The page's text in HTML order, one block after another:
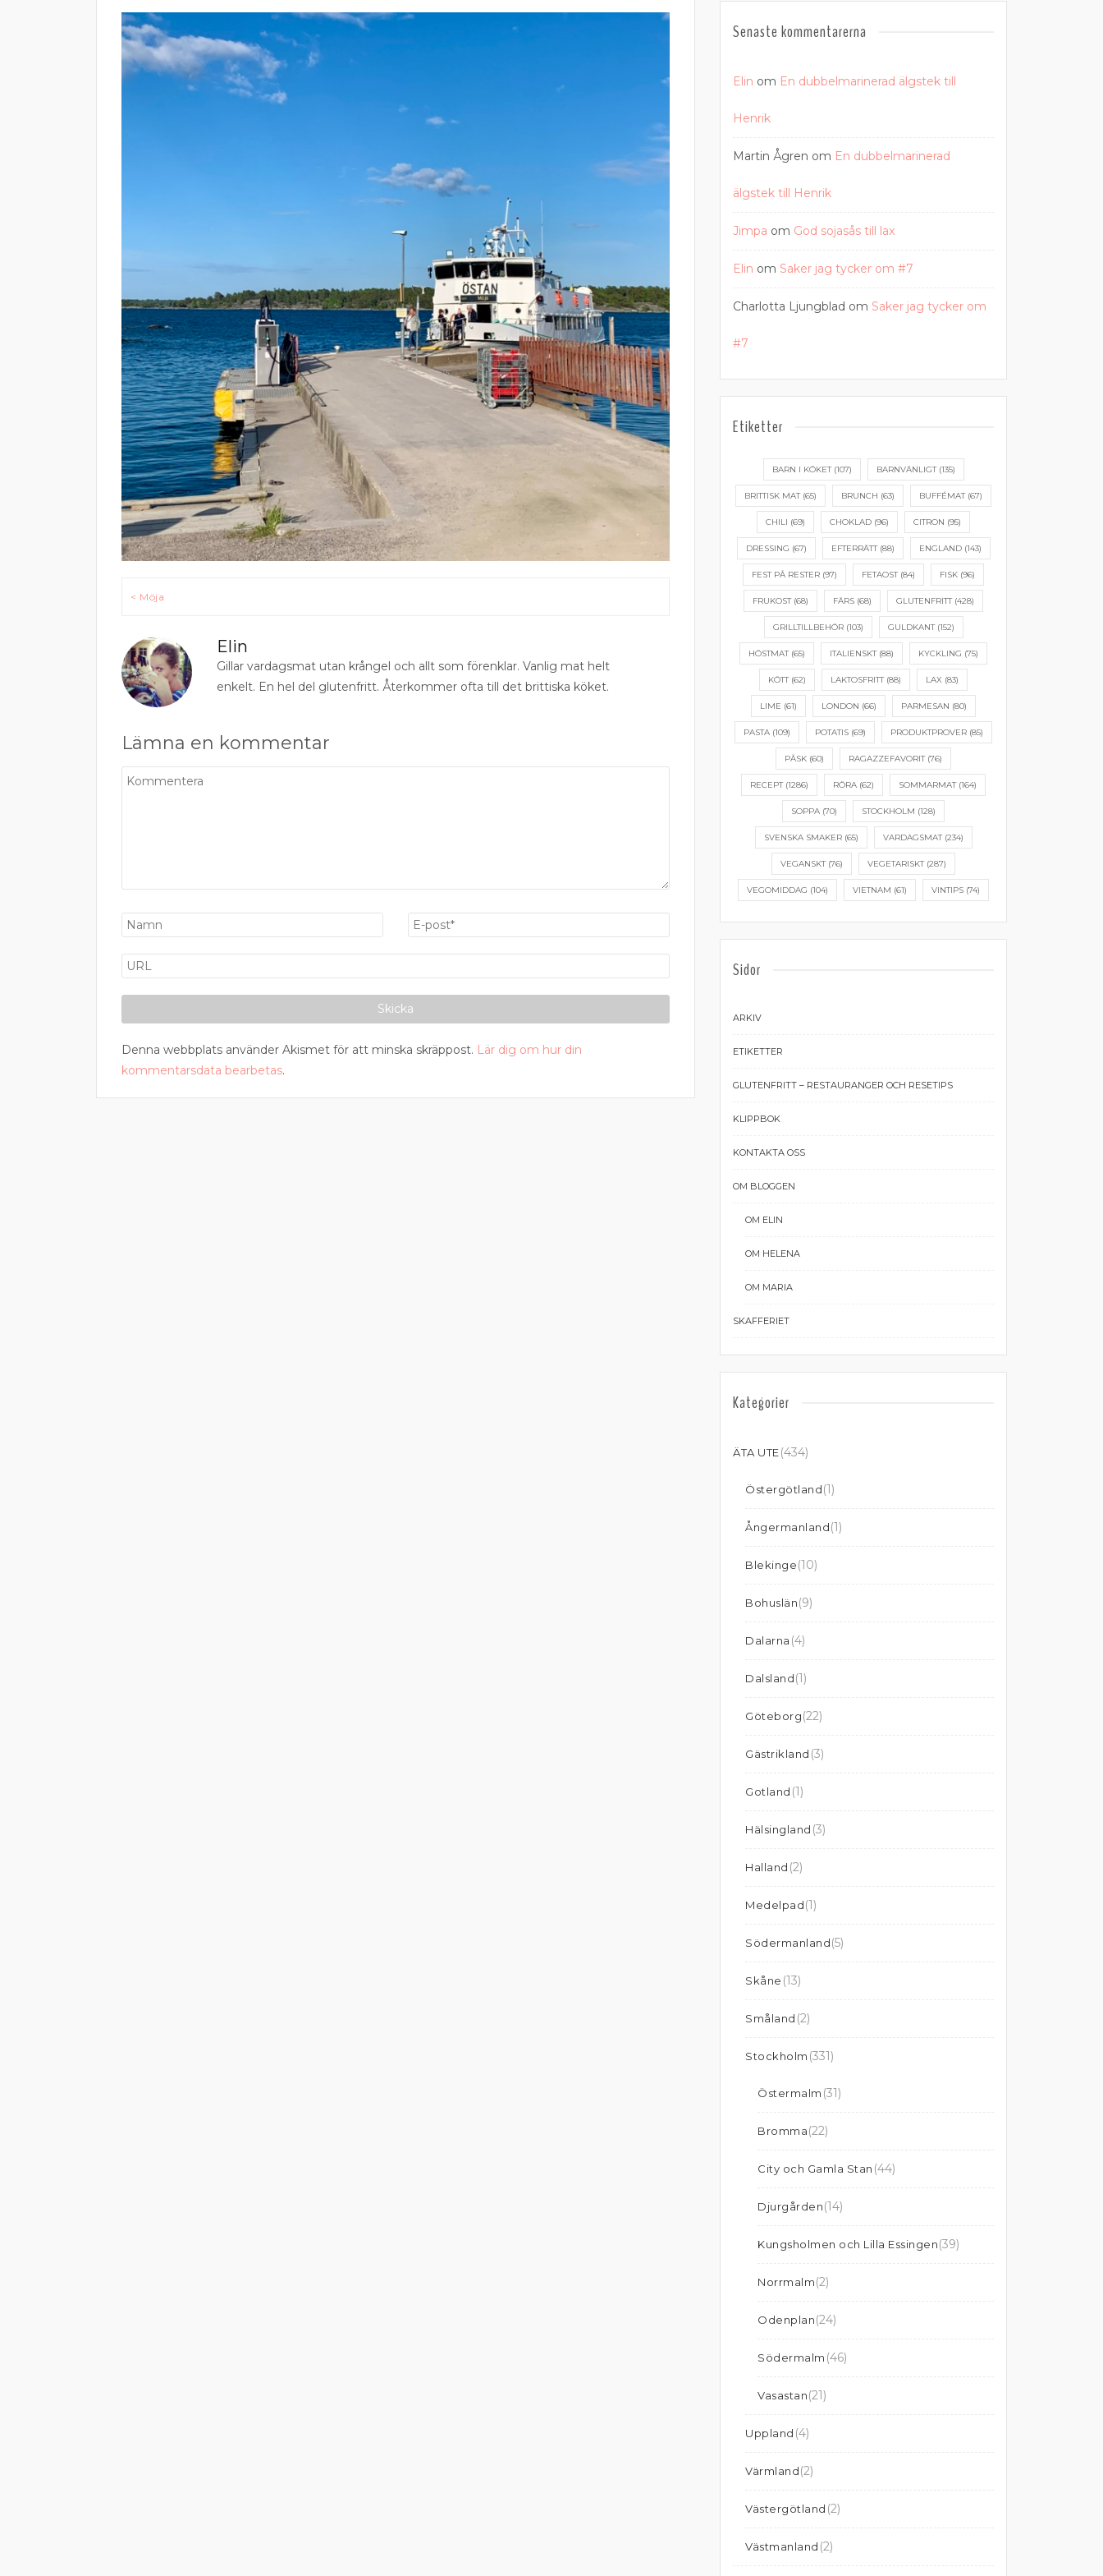
Inläggsnavigering
< Möja
Elin
Gillar vardagsmat utan krångel och allt som förenklar. Vanlig mat helt
enkelt. En hel del glutenfritt. Återkommer ofta till det brittiska köket.
Lämna en kommentar
Denna webbplats använder Akismet för att minska skräppost. Lär dig om hur din
kommentarsdata bearbetas.
Senaste kommentarerna
Elin om En dubbelmarinerad älgstek till
Henrik
Martin Ågren om En dubbelmarinerad
älgstek till Henrik
Jimpa om God sojasås till lax
Elin om Saker jag tycker om #7
Charlotta Ljungblad om Saker jag tycker om
#7
Etiketter
BARN I KÖKET(107) BARNVÄNLIGT(135)
BRITTISK MAT(65) BRUNCH (63) BUFFÉMAT(67)
CHILI (69) CHOKLAD (96) CITRON (95)
DRESSING (67) EFTERRÄTT(88) ENGLAND(143)
FEST PÅ RESTER (97) FETAOST(84) FISK (96)
FRUKOST(68) FÄRS (68) GLUTENFRITT(428)
GRILLTILLBEHÖR(103) GULDKANT(152)
HÖSTMAT(65) ITALIENSKT(88) KYCKLING (75)
KÖTT(62) LAKTOSFRITT(88) LAX (83)
LIME (61) LONDON (66) PARMESAN (80)
PASTA (109) POTATIS (69) PRODUKTPROVER (85)
PÅSK (60) RAGAZZEFAVORIT(76)
RECEPT(1286) RÖRA (62) SOMMARMAT(164)
SOPPA (70) STOCKHOLM (128)
SVENSKA SMAKER(65) VARDAGSMAT(234)
VEGANSKT(76) VEGETARISKT(287)
VEGOMIDDAG (104) VIETNAM (61) VINTIPS (74)
Sidor
ARKIV
ETIKETTER
GLUTENFRITT – RESTAURANGER OCH RESETIPS
KLIPPBOK
KONTAKTA OSS
OM BLOGGEN
OM ELIN
OM HELENA
OM MARIA
SKAFFERIET
Kategorier
ÄTA UTE(434)
Östergötland(1)
Ångermanland(1)
Blekinge(10)
Bohuslän(9)
Dalarna (4)
Dalsland(1)
Göteborg(22)
Gästrikland (3)
Gotland (1)
Hälsingland (3)
Halland (2)
Medelpad(1)
Södermanland(5)
Skåne (13)
Småland (2)
Stockholm (331)
Östermalm (31)
Bromma(22)
City och Gamla Stan (44)
Djurgården(14)
Kungsholmen och Lilla Essingen(39)
Norrmalm(2)
Odenplan(24)
Södermalm (46)
Vasastan(21)
Uppland (4)
Värmland(2)
Västergötland (2)
Västmanland (2)